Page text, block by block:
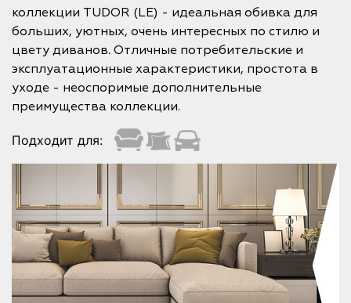
коллекции TUDOR (LE) - идеальная обивка для
больших, уютных, очень интересных по стилю и
цвету диванов. Отличные потребительские и
эксплуатационные характеристики, простота в
уходе - неоспоримые дополнительные
преимущества коллекции.
Подходит для: